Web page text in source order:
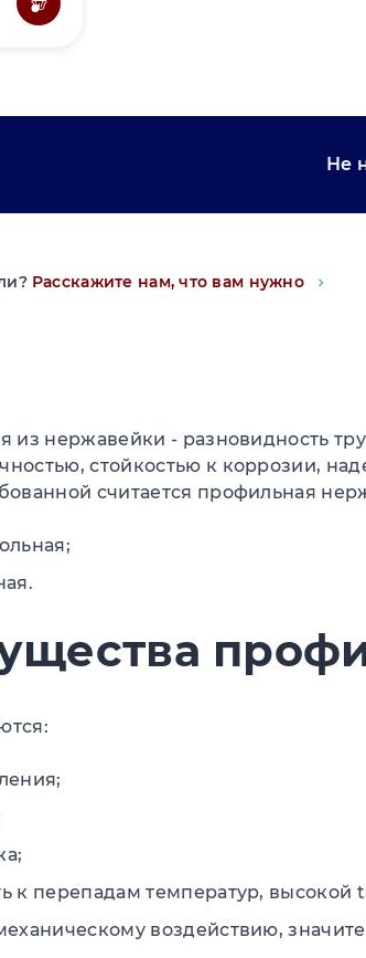
Не
Расскажите нам, что вам нужно
из нержавейки - разновидность
стойкостью к коррозии,
считается профильная
к перепадам температур, высокой
воздействию,